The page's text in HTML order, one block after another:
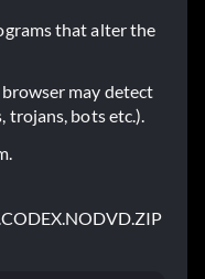
that alter the
may detect
trojans, bots etc.).